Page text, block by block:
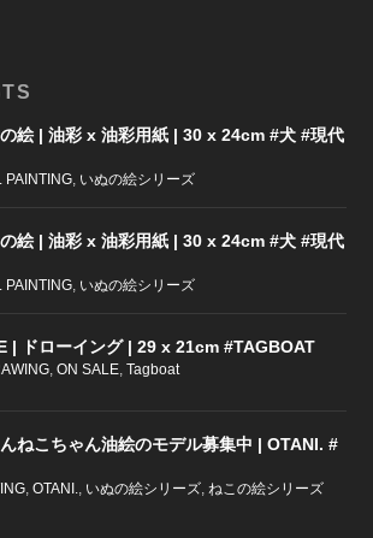
絵 | 油彩 x 油彩用紙 | 30 x 24cm #犬 #現代
PAINTING, いぬの絵シリーズ
絵 | 油彩 x 油彩用紙 | 30 x 24cm #犬 #現代
PAINTING, いぬの絵シリーズ
| ドローイング | 29 x 21cm #TAGBOAT
,ON SALE,Tagboat
ねこちゃん油絵のモデル募集中 | OTANI. #
,OTANI., いぬの絵シリーズ,ねこの絵シリーズ